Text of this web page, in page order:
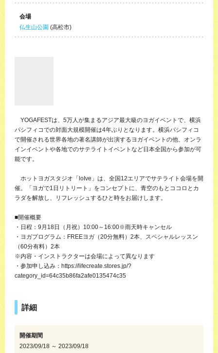
会場
仏生山公園 (高松市)
YOGAFESTは、5万人が集まるアジア最大級のヨガイベントで、横浜
パシフィコでの対面大規模開催は4年ぶりとなります。横浜パシフィコ
で開催される世界各地の著名講師が出演するヨガイベントの他、オンラ
インイベントや各地でのサテライトイベントなど日本全国から参加が可
能です。
ホットヨガスタジオ「loIve」は、全国12エリアでサテライト会場を開
催。「ヨガで1日リトリート」をコンセプトに、青空のもとココロとカ
ラダを解放し、リフレッシュするひと時をお届けします。
■開催概要
・日程：9月18日（月祝）10:00～16:00※雨天時キャンセル
・ヨガプログラム：FREEヨガ（20分無料）2本、スペシャルレッスン
（60分有料）2本
※内容・インストラクターは会場によって異なります
・参加申し込み：https://lifecreate.stores.jp/?
category_id=64c35b86fa2afe0135474c35
詳細
開催期間
2023/09/18 ～ 2023/09/18